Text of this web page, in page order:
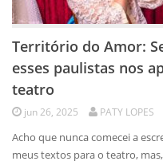
Território do Amor:
esses paulistas nos
teatro
jun 26, 2025 PATY LOPES
Acho que nunca comecei a
meus textos para o teatro,